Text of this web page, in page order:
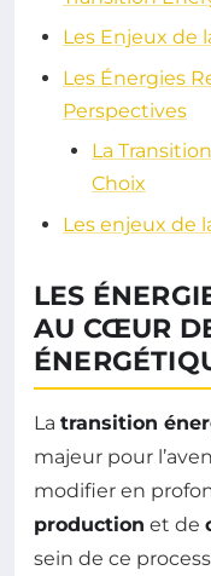
Les Enjeux de
Les Énergies
Perspectives
La
Choix
Les enjeux de
LES
AU CŒUR
La transition
majeur pour
modifier en
production et de
sein de ce